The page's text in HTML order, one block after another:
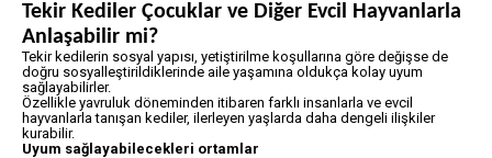
Tekir Kediler Çocuklar ve Diğer Evcil Hayvanlarla
Anlaşabilir mi?
Tekir kedilerin sosyal yapısı, yetiştirilme koşullarına göre değişse de
doğru sosyalleştirildiklerinde aile yaşamına oldukça kolay uyum
sağlayabilirler.
Özellikle yavruluk döneminden itibaren farklı insanlarla ve evcil
hayvanlarla tanışan kediler, ilerleyen yaşlarda daha dengeli ilişkiler
kurabilir.
Uyum sağlayabilecekleri ortamlar